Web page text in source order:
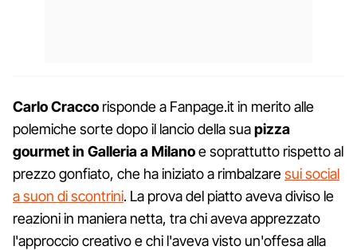
Carlo Cracco risponde a Fanpage.it in merito alle
polemiche sorte dopo il lancio della suapizza
gourmet in Galleria a Milanoe soprattutto rispetto al
prezzo gonfiato, che ha iniziato a rimbalzaresui social
a suon di scontrini. La prova del piatto aveva diviso le
reazioni in maniera netta, tra chi aveva apprezzato
l'approccio creativo e chi l'aveva visto un'offesa alla